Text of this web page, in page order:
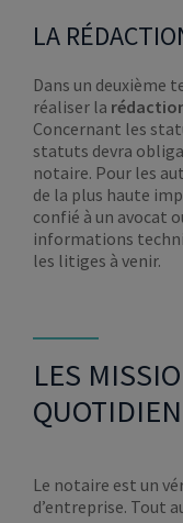
LA
Dans un deuxième
réaliser la
Concernant les
statuts devra
notaire. Pour les
de la plus haute
confié à un avocat
informations
les litiges à venir.
LES
QUOTIDIEN
Le notaire est un
d’entreprise. Tout